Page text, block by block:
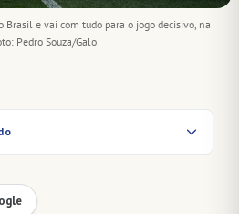
e vai com tudo para o jogo decisivo, na
Pedro Souza/Galo